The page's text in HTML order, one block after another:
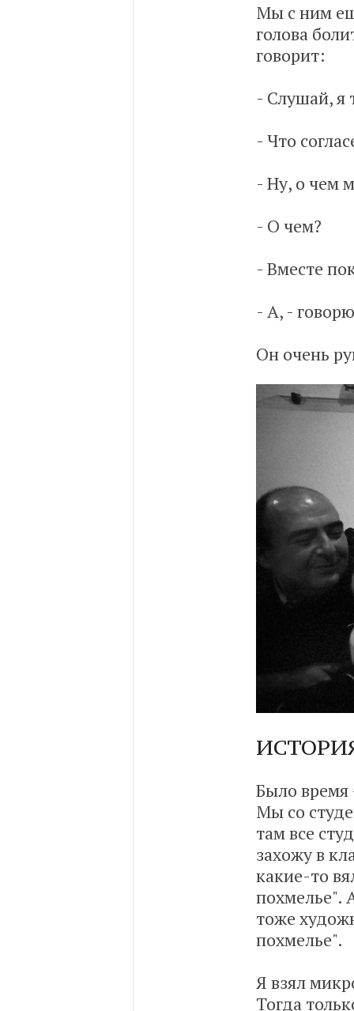
Мы с ним
голова
говорит:
- Слушай, я
- Что
- Ну, о чем
- О чем?
- Вместе
- А, -
Он очень
Было время
Мы со
там все
захожу в
какие-то
похмелье".
тоже
похмелье".
Я взял
Тогда